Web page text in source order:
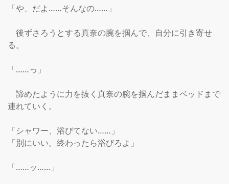
「や、だよ……そんなの……」
後ずさろうとする真奈の腕を掴んで、自分に引き寄せ
る。
「……っ」
諦めたように力を抜く真奈の腕を掴んだままベッドまで
連れていく。
「シャワー、浴びてない……」
「別にいい。終わったら浴びろよ」
「……ッ……」